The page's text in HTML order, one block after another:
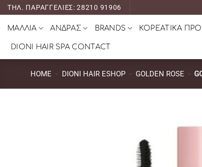
Μετάβαση
ΤΗΛ. ΠΑΡΑΓΓΕΛΙΕΣ: 28210 91906
ΜΑΛΛΙΑ ΑΝΔΡΑΣ BRANDS ΚΟΡΕΑΤΙΚΑ
DIONI HAIR SPA CONTACT
HOME - DIONI HAIR ESHOP - GOLDEN ROSE -